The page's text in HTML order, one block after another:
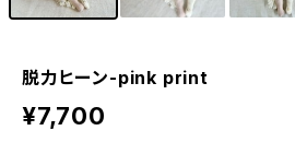
脱力ヒーン-pink print
¥7,700